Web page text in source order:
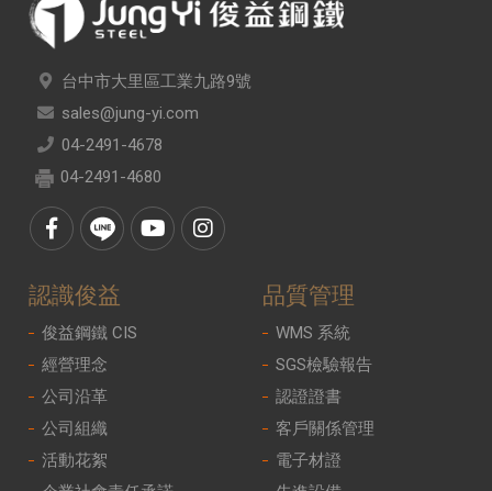
台中市大里區工業九路9號
sales@jung-yi.com
04-2491-4678
04-2491-4680
認識俊益
俊益鋼鐵 CIS
經營理念
公司沿革
公司組織
活動花絮
品質管理
WMS 系統
SGS檢驗報告
認證證書
客戶關係管理
電子材證